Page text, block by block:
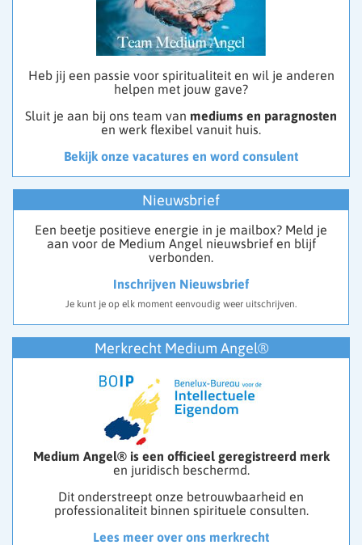
Heb jij een passie voor spiritualiteit en wil je anderen
helpen met jouw gave?
Sluit je aan bij ons team van mediums en paragnosten
en werk flexibel vanuit huis.
Bekijk onze vacatures en word consulent
Nieuwsbrief
Een beetje positieve energie in je mailbox? Meld je
aan voor de Medium Angel nieuwsbrief en blijf
verbonden.
Inschrijven Nieuwsbrief
Je kunt je op elk moment eenvoudig weer uitschrijven.
Merkrecht Medium Angel®
Medium Angel® is een officieel geregistreerd merk
en juridisch beschermd.
Dit onderstreept onze betrouwbaarheid en
professionaliteit binnen spirituele consulten.
Lees meer over ons merkrecht